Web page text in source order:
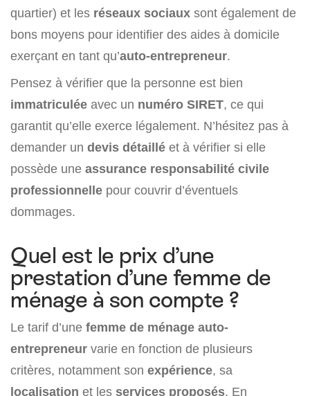
quartier) et les réseaux sociaux sont également de
bons moyens pour identifier des aides à domicile
exerçant en tant qu’auto-entrepreneur.
Pensez à vérifier que la personne est bien
immatriculée avec un numéro SIRET, ce qui
garantit qu’elle exerce légalement. N’hésitez pas à
demander un devis détaillé et à vérifier si elle
possède une assurance responsabilité civile
professionnelle pour couvrir d’éventuels
dommages.
Quel est le prix d’une
prestation d’une femme de
ménage à son compte ?
Le tarif d’une femme de ménage auto-
entrepreneur varie en fonction de plusieurs
critères, notamment son expérience, sa
localisation et les services proposés. En